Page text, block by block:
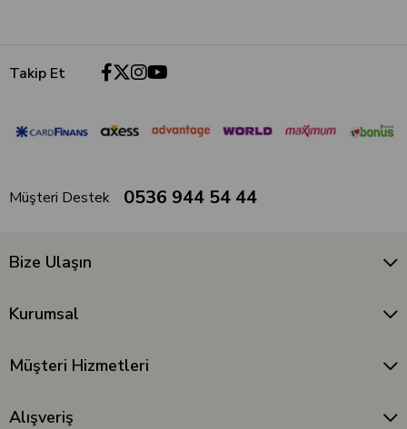
Takip Et
Müşteri Destek 0536 944 54 44
Bize Ulaşın
Kurumsal
Müşteri Hizmetleri
Alışveriş